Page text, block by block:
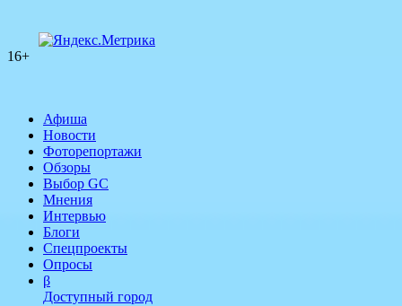
16+
Афиша
Новости
Фоторепортажи
Обзоры
Выбор GC
Мнения
Интервью
Блоги
Спецпроекты
Опросы
β
Доступный город